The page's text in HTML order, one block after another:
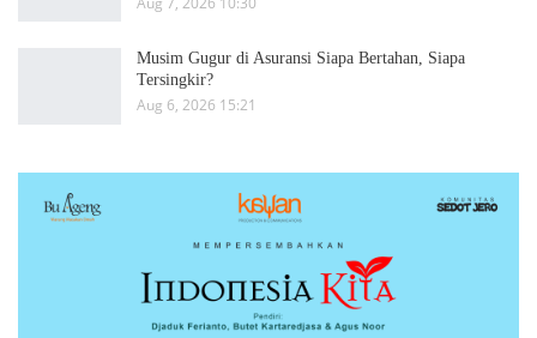
Musim Gugur di Asuransi Siapa Bertahan, Siapa
Tersingkir?
Aug 6, 2026 15:21